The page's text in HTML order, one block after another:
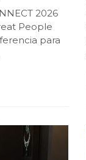
2026
People
para